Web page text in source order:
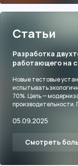
Статьи
Разработка
работающего на
Новые тестовые
испытывать
70%. Цель —
производительности.
05.09.2025
Смотреть